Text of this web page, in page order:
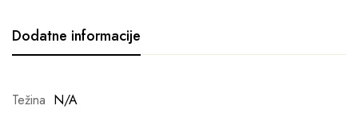
Dodatne informacije
Težina N/A